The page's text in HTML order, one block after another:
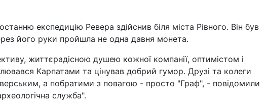
експедицію Ревера здійснив біля міста Рівного. Він був
його руки пройшла не одна давня монета.
життєрадісною душею кожної компанії, оптимістом і
Карпатами та цінував добрий гумор. Друзі та колеги
а побратими з повагою - просто "Граф", - повідомили
служба".